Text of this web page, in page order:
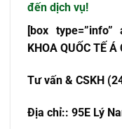
đến dịch vụ!
[box type=”info”
KHOA QUỐC TẾ Á
Tưvấn & CSKH
Địa chỉ:: 95E Lý